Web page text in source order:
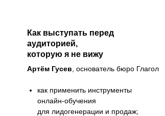
Как выступать перед
аудиторией,
которую я не вижу
Артём Гусев , основатель бюро Глагол
как применить инструменты
онлайн-обучения
для лидогенерации и продаж;